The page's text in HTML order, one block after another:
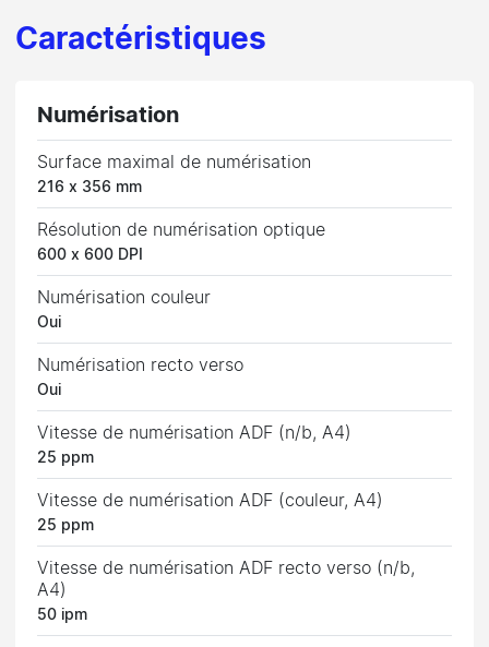
Caractéristiques
Numérisation
Surface maximal de numérisation
216 x 356 mm
Résolution de numérisation optique
600 x 600 DPI
Numérisation couleur
Oui
Numérisation recto verso
Oui
Vitesse de numérisation ADF (n/b, A4)
25 ppm
Vitesse de numérisation ADF (couleur, A4)
25 ppm
Vitesse de numérisation ADF recto verso (n/b,
A4)
50 ipm